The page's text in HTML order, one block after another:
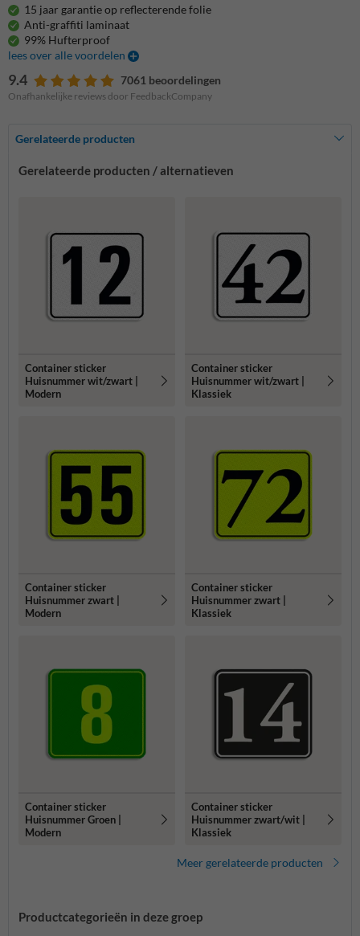
15 jaar garantie op reflecterende folie
Anti-graffiti laminaat
99% Hufterproof
lees over alle voordelen
9.4 7061 beoordelingen
Onafhankelijke reviews door FeedbackCompany
Gerelateerde producten
Gerelateerde producten / alternatieven
Container sticker
Huisnummer wit/zwart |
Modern
Container sticker
Huisnummer wit/zwart |
Klassiek
Container sticker
Huisnummer zwart |
Modern
Container sticker
Huisnummer zwart |
Klassiek
Container sticker
Huisnummer Groen |
Modern
Container sticker
Huisnummer zwart/wit |
Klassiek
Meer gerelateerde producten
Productcategorieën in deze groep